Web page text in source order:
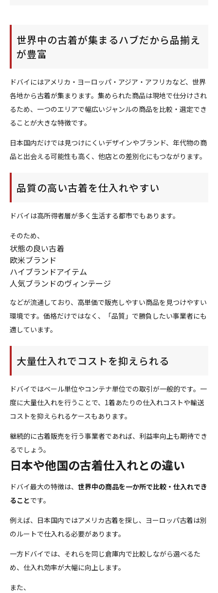
世界中の古着が集まるハブだから品揃え
が豊富
ドバイにはアメリカ・ヨーロッパ・アジア・アフリカなど、世界
各地から古着が集まります。集められた商品は現地で仕分けされ
るため、一つのエリアで幅広いジャンルの商品を比較・選定でき
ることが大きな特徴です。
日本国内だけでは見つけにくいデザインやブランド、年代物の商
品と出会える可能性も高く、他店との差別化にもつながります。
品質の高い古着を仕入れやすい
ドバイは高所得者層が多く生活する都市でもあります。
そのため、
状態の良い古着
欧米ブランド
ハイブランドアイテム
人気ブランドのヴィンテージ
などが流通しており、高単価で販売しやすい商品を見つけやすい
環境です。価格だけではなく、「品質」で勝負したい事業者にも
適しています。
大量仕入れでコストを抑えられる
ドバイではベール単位やコンテナ単位での取引が一般的です。一
度に大量仕入れを行うことで、1着あたりの仕入れコストや輸送
コストを抑えられるケースもあります。
継続的に古着販売を行う事業者であれば、利益率向上も期待でき
るでしょう。
日本や他国の古着仕入れとの違い
ドバイ最大の特徴は、 世界中の商品を一か所で比較・仕入れでき
ることです。
例えば、日本国内ではアメリカ古着を探し、ヨーロッパ古着は別
のルートで仕入れる必要があります。
一方ドバイでは、それらを同じ倉庫内で比較しながら選べるた
め、仕入れ効率が大幅に向上します。
また、